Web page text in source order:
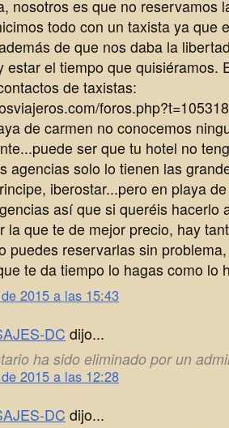
nosotros es que no reservamos
todo con un taxista ya que
de que nos daba la
estar el tiempo que quisiéramos.
de taxistas:
de carmen no conocemos
ser que tu hotel no
agencias solo lo tienen las
iberostar...pero en playa
así que si queréis hacerlo
la que te de mejor precio, hay
puedes reservarlas sin
te da tiempo lo hagas como lo
2015 a las 15:43
DC dijo...
ha sido eliminado por un
2015 a las 12:28
DC dijo...